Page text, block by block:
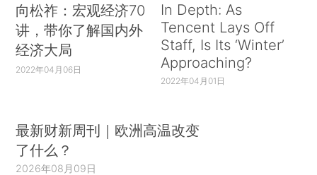
向松祚：宏观经济70
讲，带你了解国内外
经济大局
2022年04月06日
In Depth: As
Tencent Lays Off
Staff, Is Its ‘Winter’
Approaching?
2022年04月01日
最新财新周刊｜欧洲高温改变
了什么？
2026年08月09日